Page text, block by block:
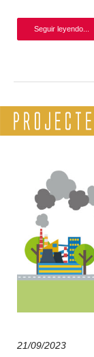
Seguir leyendo...
21/09/2023